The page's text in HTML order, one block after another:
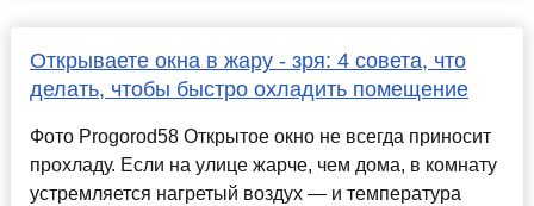
Открываете окна в жару - зря: 4 совета, что
делать, чтобы быстро охладить помещение
Фото Progorod58 Открытое окно не всегда приносит
прохладу. Если на улице жарче, чем дома, в комнату
устремляется нагретый воздух — и температура